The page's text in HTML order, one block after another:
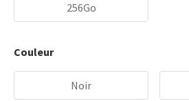
256Go
Couleur
Noir